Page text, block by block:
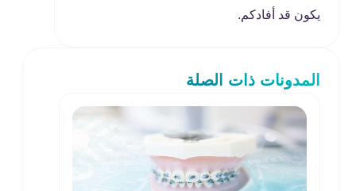
يكون قد أفادكم.
المدونات ذات الصلة